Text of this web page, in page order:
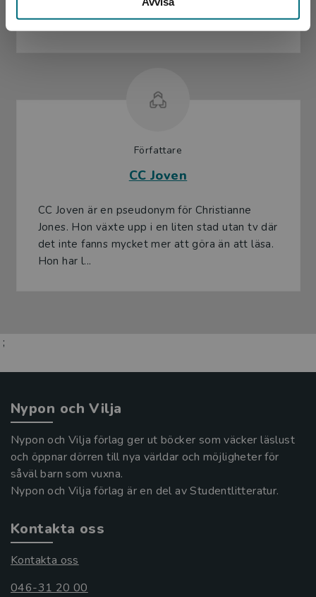
Alex Lopez
Författare
CC Joven
CC Joven är en pseudonym för Christianne
Jones. Hon växte upp i en liten stad utan tv där
det inte fanns mycket mer att göra än att läsa.
Hon har l...
;
Nypon och Vilja
Nypon och Vilja förlag ger ut böcker som väcker läslust
och öppnar dörren till nya världar och möjligheter för
såväl barn som vuxna.
Nypon och Vilja förlag är en del av Studentlitteratur.
Kontakta oss
Kontakta oss
046-31 20 00